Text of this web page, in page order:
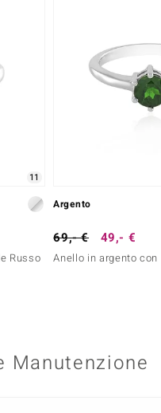
11
Russo
Argento
69,- € 49,- €
Anello in argento
Manutenzione